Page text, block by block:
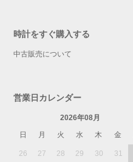
時計をすぐ購入する
中古販売について
営業日カレンダー
2026年08月
日
月 火 水 木 金
26 27 28 29 30 31